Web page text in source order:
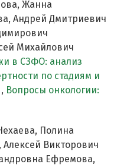
Жанна
Андрей Дмитриевич
Михайлович
в СЗФО: анализ
по стадиям и
, Вопросы онкологии:
Полина
Викторович
Ефремова,